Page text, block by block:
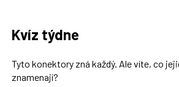
Kvíz týdne
Tyto konektory zná každý. Ale víte, co
znamenají?